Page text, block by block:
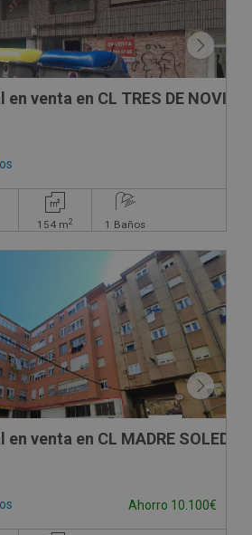
venta en CL TRES DE
154 m2 1 Baños
venta en CL MADRE
Ahorro 10.100€